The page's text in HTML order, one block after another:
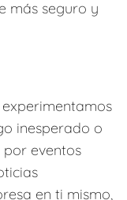
más seguro y
inesperado o
por eventos
en ti mismo,